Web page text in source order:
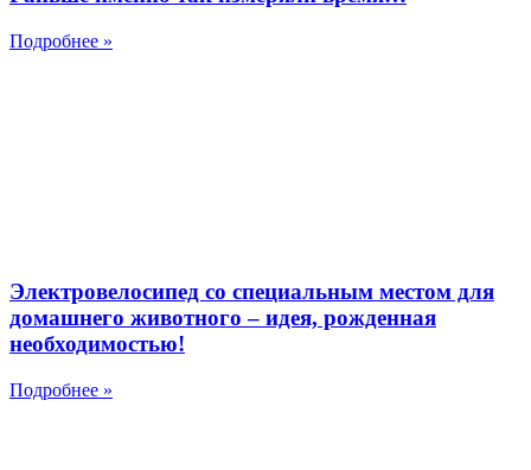
Подробнее »
Электровелосипед со специальным местом для
домашнего животного – идея, рожденная
необходимостью!
Подробнее »